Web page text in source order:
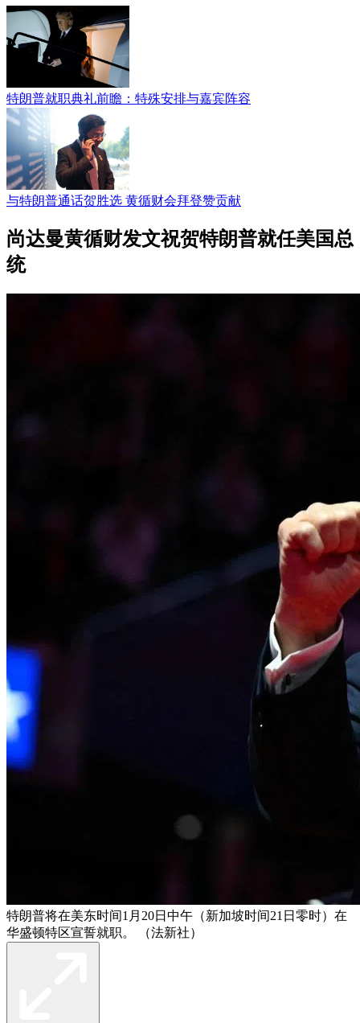
特朗普就职典礼前瞻：特殊安排与嘉宾阵容
与特朗普通话贺胜选 黄循财会拜登赞贡献
尚达曼黄循财发文祝贺特朗普就任美国总
统
特朗普将在美东时间1月20日中午（新加坡时间21日零时）在
华盛顿特区宣誓就职。 （法新社）